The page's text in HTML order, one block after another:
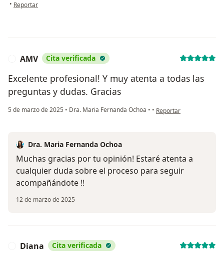
• Reportar
AMV Cita verificada
Excelente profesional! Y muy atenta a todas las
preguntas y dudas. Gracias
5 de marzo de 2025 • Dra. Maria Fernanda Ochoa • • en opinión del usuario
Reportar
Dra. Maria Fernanda Ochoa
Muchas gracias por tu opinión! Estaré atenta a
cualquier duda sobre el proceso para seguir
acompañándote !!
12 de marzo de 2025
Diana Cita verificada